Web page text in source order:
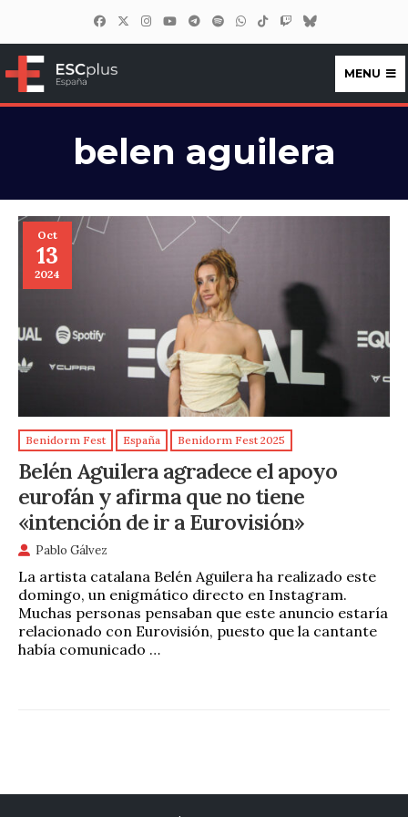
ESCplus España
MENU
belen aguilera
Oct
13
2024
Benidorm Fest España Benidorm Fest 2025
Belén Aguilera agradece el apoyo
eurofán y afirma que no tiene
«intención de ir a Eurovisión»
Pablo Gálvez
La artista catalana Belén Aguilera ha realizado este
domingo, un enigmático directo en Instagram.
Muchas personas pensaban que este anuncio estaría
relacionado con Eurovisión, puesto que la cantante
había comunicado …